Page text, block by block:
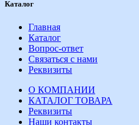
Каталог
Главная
Каталог
Вопрос-ответ
Связаться с нами
Реквизиты
О КОМПАНИИ
КАТАЛОГ ТОВАРА
Реквизиты
Наши контакты